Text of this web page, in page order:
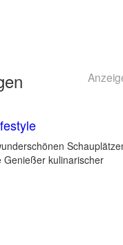
Genießer kulinarischer